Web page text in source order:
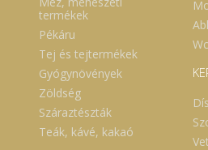
termékek
Pékáru
Tej és tejtermékek
Gyógynövények
Zöldség
Száraztészták
Teák, kávé, kakaó